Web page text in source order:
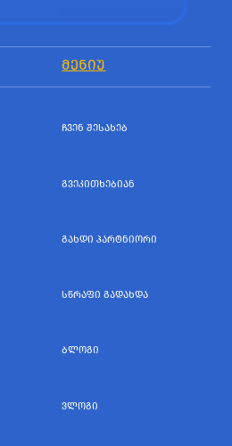
ᲛᲔᲜᲘᲣ
ᲩᲕᲔᲜ ᲨᲔᲡᲐᲮᲔᲑ
ᲒᲕᲔᲙᲘᲗᲮᲔᲑᲘᲐᲜ
ᲒᲐᲮᲓᲘ ᲞᲐᲠᲢᲜᲘᲝᲠᲘ
ᲡᲬᲠᲐᲤᲘ ᲒᲐᲓᲐᲮᲓᲐ
ᲑᲚᲝᲒᲘ
ᲕᲚᲝᲒᲘ